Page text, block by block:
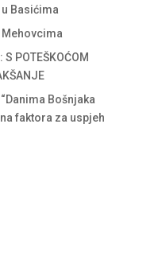
Basićima
POTEŠKOĆOM
Bošnjaka
faktora za uspjeh